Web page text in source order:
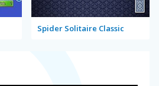
Spider Solitaire Classic